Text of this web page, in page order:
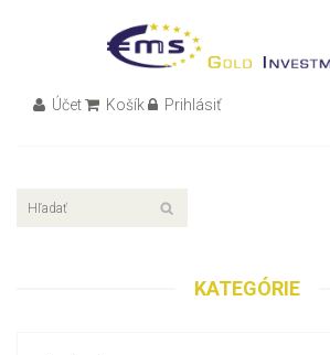
Účet Košík Prihlásiť
KATEGÓRIE